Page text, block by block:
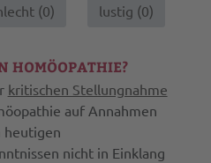
(0) lustig (0)
HOMÖOPATHIE?
kritischen Stellungnahme
auf Annahmen
heutigen
nicht in Einklang